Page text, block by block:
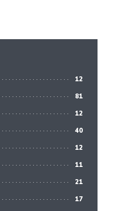
12
81
12
40
12
11
21
17